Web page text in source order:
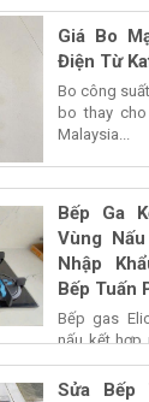
Giá Bo
Điện Từ
Bo công
bo thay
Malaysia...
Bếp Ga
Vùng
Nhập
Bếp Tuấn
Bếp gas
nấu kết hợp
phẩm của...
Sửa